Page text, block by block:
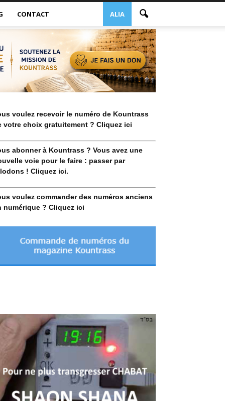
ALIA
CONTACT
voulez recevoir le numéro de Kountrass
votre choix gratuitement ? Cliquez ici
abonner à Kountrass ? Vous avez une
voie pour le faire : passer par
! Cliquez ici.
voulez commander des numéros anciens
numérique ? Cliquez ici